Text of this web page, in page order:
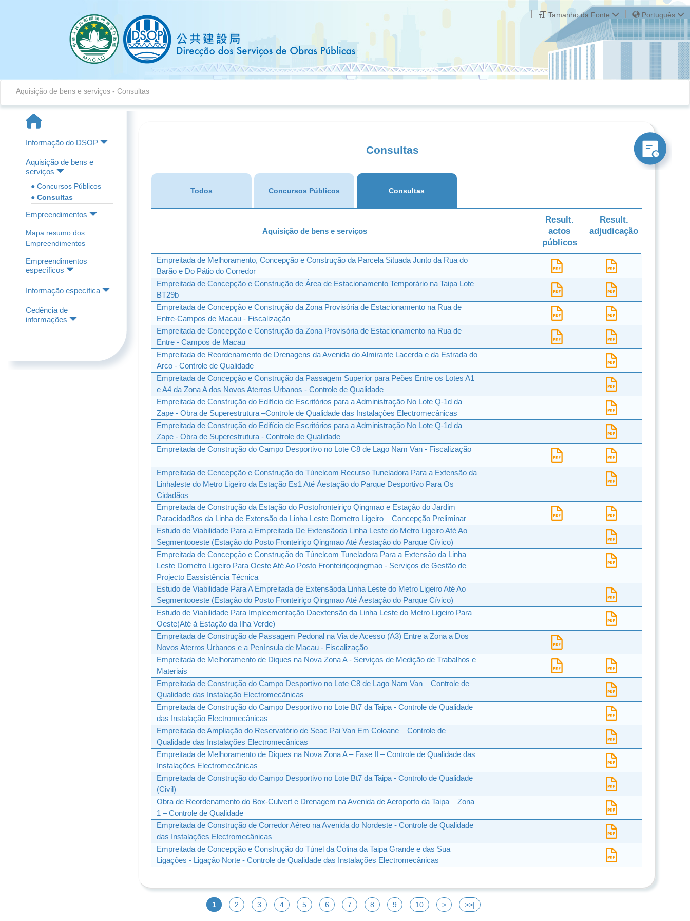
Tamanho da Fonte Português
Aquisição de bens e serviços - Consultas
Informação do DSOP
Aquisição de bens e
serviços
● Concursos Públicos
● Consultas
Empreendimentos
Mapa resumo dos
Empreendimentos
Empreendimentos
específicos
Informação específica
Cedência de
informações
Consultas
Todos Concursos Públicos Consultas
Aquisição de bens e serviços
Result.
actos
públicos
Result.
adjudicação
Empreitada de Melhoramento, Concepção e Construção da Parcela Situada Junto da Rua do
Barão e Do Pátio do Corredor
Empreitada de Concepção e Construção de Área de Estacionamento Temporário na Taipa Lote
BT29b
Empreitada de Concepção e Construção da Zona Provisória de Estacionamento na Rua de
Entre-Campos de Macau - Fiscalização
Empreitada de Concepção e Construção da Zona Provisória de Estacionamento na Rua de
Entre - Campos de Macau
Empreitada de Reordenamento de Drenagens da Avenida do Almirante Lacerda e da Estrada do
Arco - Controle de Qualidade
Empreitada de Concepção e Construção da Passagem Superior para Peões Entre os Lotes A1
e A4 da Zona A dos Novos Aterros Urbanos - Controle de Qualidade
Empreitada de Construção do Edifício de Escritórios para a Administração No Lote Q-1d da
Zape - Obra de Superestrutura –Controle de Qualidade das Instalações Electromecânicas
Empreitada de Construção do Edifício de Escritórios para a Administração No Lote Q-1d da
Zape - Obra de Superestrutura - Controle de Qualidade
Empreitada de Construção do Campo Desportivo no Lote C8 de Lago Nam Van - Fiscalização
Empreitada de Cencepção e Construção do Túnelcom Recurso Tuneladora Para a Extensão da
Linhaleste do Metro Ligeiro da Estação Es1 Até Àestação do Parque Desportivo Para Os
Cidadãos
Empreitada de Construção da Estação do Postofronteiriço Qingmao e Estação do Jardim
Paracidadãos da Linha de Extensão da Linha Leste Dometro Ligeiro – Concepção Preliminar
Estudo de Viabilidade Para a Empreitada De Extensãoda Linha Leste do Metro Ligeiro Até Ao
Segmentooeste (Estação do Posto Fronteiriço Qingmao Até Àestação do Parque Cívico)
Empreitada de Concepção e Construção do Túnelcom Tuneladora Para a Extensão da Linha
Leste Dometro Ligeiro Para Oeste Até Ao Posto Fronteiriçoqingmao - Serviços de Gestão de
Projecto Eassistência Técnica
Estudo de Viabilidade Para A Empreitada de Extensãoda Linha Leste do Metro Ligeiro Até Ao
Segmentooeste (Estação do Posto Fronteiriço Qingmao Até Àestação do Parque Cívico)
Estudo de Viabilidade Para Impleementação Daextensão da Linha Leste do Metro Ligeiro Para
Oeste(Até à Estação da Ilha Verde)
Empreitada de Construção de Passagem Pedonal na Via de Acesso (A3) Entre a Zona a Dos
Novos Aterros Urbanos e a Península de Macau - Fiscalização
Empreitada de Melhoramento de Diques na Nova Zona A - Serviços de Medição de Trabalhos e
Materiais
Empreitada de Construção do Campo Desportivo no Lote C8 de Lago Nam Van – Controle de
Qualidade das Instalação Electromecânicas
Empreitada de Construção do Campo Desportivo no Lote Bt7 da Taipa - Controle de Qualidade
das Instalação Electromecânicas
Empreitada de Ampliação do Reservatório de Seac Pai Van Em Coloane – Controle de
Qualidade das Instalações Electromecânicas
Empreitada de Melhoramento de Diques na Nova Zona A – Fase II – Controle de Qualidade das
Instalações Electromecânicas
Empreitada de Construção do Campo Desportivo no Lote Bt7 da Taipa - Controlo de Qualidade
(Civil)
Obra de Reordenamento do Box-Culvert e Drenagem na Avenida de Aeroporto da Taipa – Zona
1 – Controle de Qualidade
Empreitada de Construção de Corredor Aéreo na Avenida do Nordeste - Controle de Qualidade
das Instalações Electromecânicas
Empreitada de Concepção e Construção do Túnel da Colina da Taipa Grande e das Sua
Ligações - Ligação Norte - Controle de Qualidade das Instalações Electromecânicas
1 2 3 4 5 6 7 8 9 10 > >>|